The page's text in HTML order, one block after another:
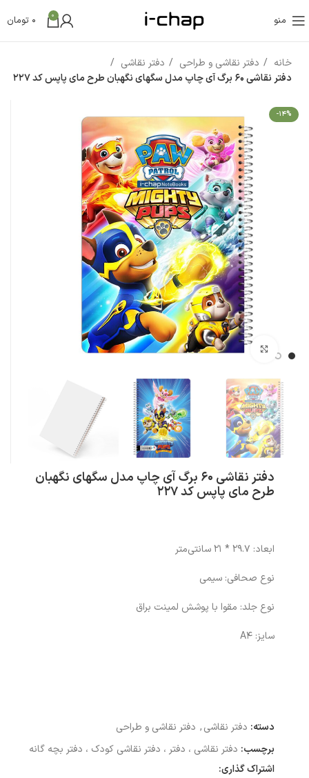
منو 0
0 تومان
خانه دفتر نقاشی و طراحی
دفتر نقاشی
دفتر نقاشی 60 برگ آی چاپ مدل سگهای نگهبان طرح مای پاپس کد 227
-14%
بزرگنمایی تصویر
دفتر نقاشی 60 برگ آی چاپ مدل سگهای نگهبان
طرح مای پاپس کد 227
ابعاد: 29.7 * 21 سانتی‌متر
نوع صحافی: سیمی
نوع جلد: مقوا با پوشش لمینت براق
سایز: A4
دسته: دفتر نقاشی, دفتر نقاشی و طراحی
برچسب: دفتر نقاشی ، دفتر ، دفتر نقاشی کودک ، دفتر بچه گانه
اشتراک گذاری: